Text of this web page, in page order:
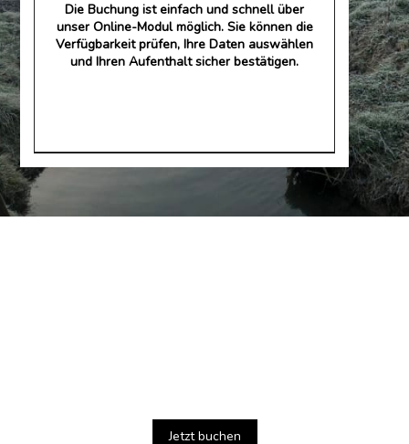
Die Buchung ist einfach und schnell über
unser Online-Modul möglich. Sie können die
Verfügbarkeit prüfen, Ihre Daten auswählen
und Ihren Aufenthalt sicher bestätigen.
Jetzt buchen